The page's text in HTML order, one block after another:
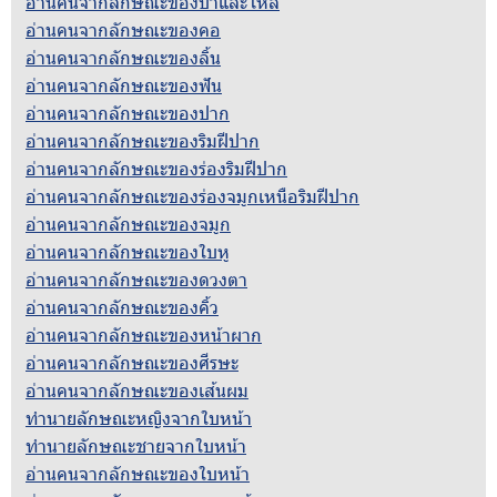
อ่านคนจากลักษณะของคอ
อ่านคนจากลักษณะของลิ้น
อ่านคนจากลักษณะของฟัน
อ่านคนจากลักษณะของปาก
อ่านคนจากลักษณะของริมฝีปาก
อ่านคนจากลักษณะของร่องริมฝีปาก
อ่านคนจากลักษณะของร่องจมูกเหนือริมฝีปาก
อ่านคนจากลักษณะของจมูก
อ่านคนจากลักษณะของใบหู
อ่านคนจากลักษณะของดวงตา
อ่านคนจากลักษณะของคิ้ว
อ่านคนจากลักษณะของหน้าผาก
อ่านคนจากลักษณะของศีรษะ
อ่านคนจากลักษณะของเส้นผม
ทำนายลักษณะหญิงจากใบหน้า
ทำนายลักษณะชายจากใบหน้า
อ่านคนจากลักษณะของใบหน้า